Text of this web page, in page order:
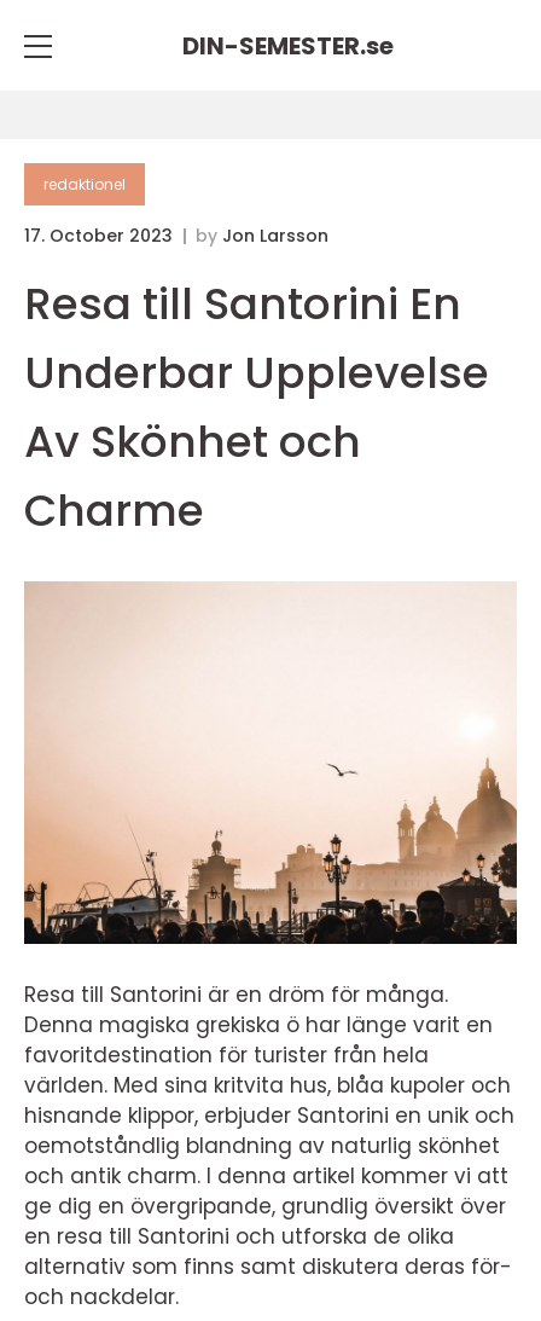
DIN-SEMESTER.se
redaktionel
17. October 2023 by Jon Larsson
Resa till Santorini En
Underbar Upplevelse
Av Skönhet och
Charme
Resa till Santorini är en dröm för många.
Denna magiska grekiska ö har länge varit en
favoritdestination för turister från hela
världen. Med sina kritvita hus, blåa kupoler och
hisnande klippor, erbjuder Santorini en unik och
oemotståndlig blandning av naturlig skönhet
och antik charm. I denna artikel kommer vi att
ge dig en övergripande, grundlig översikt över
en resa till Santorini och utforska de olika
alternativ som finns samt diskutera deras för-
och nackdelar.